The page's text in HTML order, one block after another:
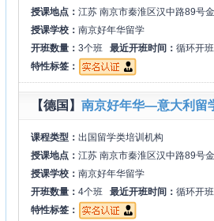
授课地点： 江苏 南京市秦淮区汉中路89号
授课学校： 南京好年华留学
开班数量： 3个班 最近开班时间： 循环开班
特性标签：
【德国】 南京好年华—意大利留
课程类型： 出国留学类培训机构
授课地点： 江苏 南京市秦淮区汉中路89号
授课学校： 南京好年华留学
开班数量： 4个班 最近开班时间： 循环开班
特性标签：